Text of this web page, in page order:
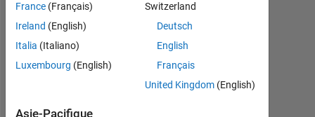
Statistiques
MATLAB Answers
15
France (Français)
Ireland (English)
Italia (Italiano)
Luxembourg (English)
Switzerland
Deutsch
English
Français
United Kingdom(English)
Asie-Pacifique